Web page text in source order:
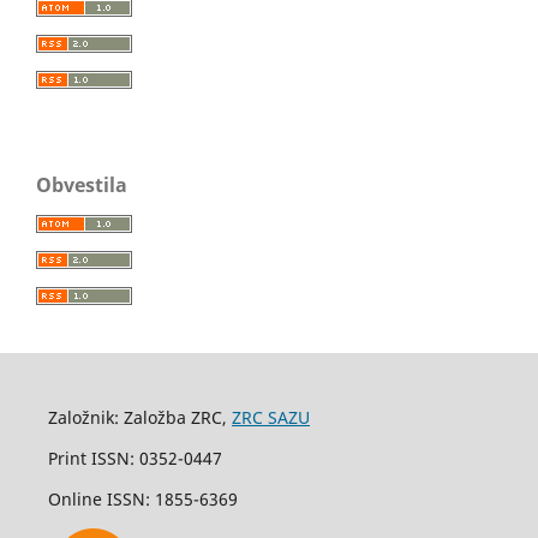
Obvestila
Založnik: Založba ZRC, ZRC SAZU
Print ISSN: 0352-0447
Online ISSN: 1855-6369